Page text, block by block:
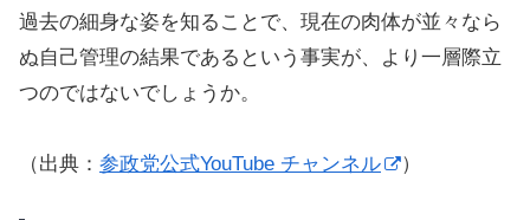
過去の細身な姿を知ることで、現在の肉体が並々なら
ぬ自己管理の結果であるという事実が、より一層際立
つのではないでしょうか。
（出典： 参政党公式YouTube チャンネル ）